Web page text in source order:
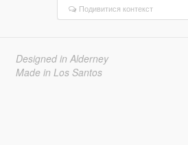
Подивитися контекст
Designed in Alderney
Made in Los Santos